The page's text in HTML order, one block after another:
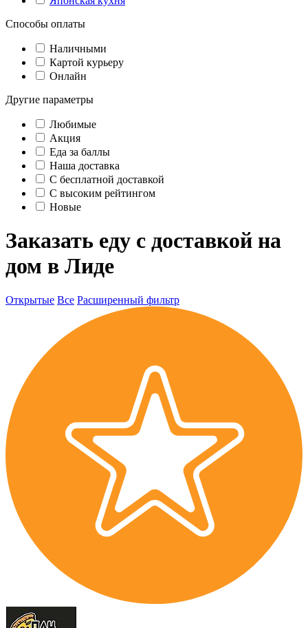
Способы оплаты
Наличными
Картой курьеру
Онлайн
Другие параметры
Любимые
Акция
Еда за баллы
Наша доставка
C бесплатной доставкой
С высоким рейтингом
Новые
Заказать еду с доставкой на
дом в Лиде
Открытые Все Расширенный фильтр